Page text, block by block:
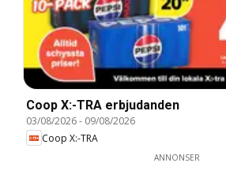
Coop X:-TRA erbjudanden
03/08/2026- 09/08/2026
Coop X:-TRA
ANNONSER